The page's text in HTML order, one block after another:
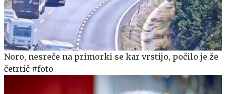
Noro, nesreče na primorki se kar vrstijo, počilo je že
četrtič #foto